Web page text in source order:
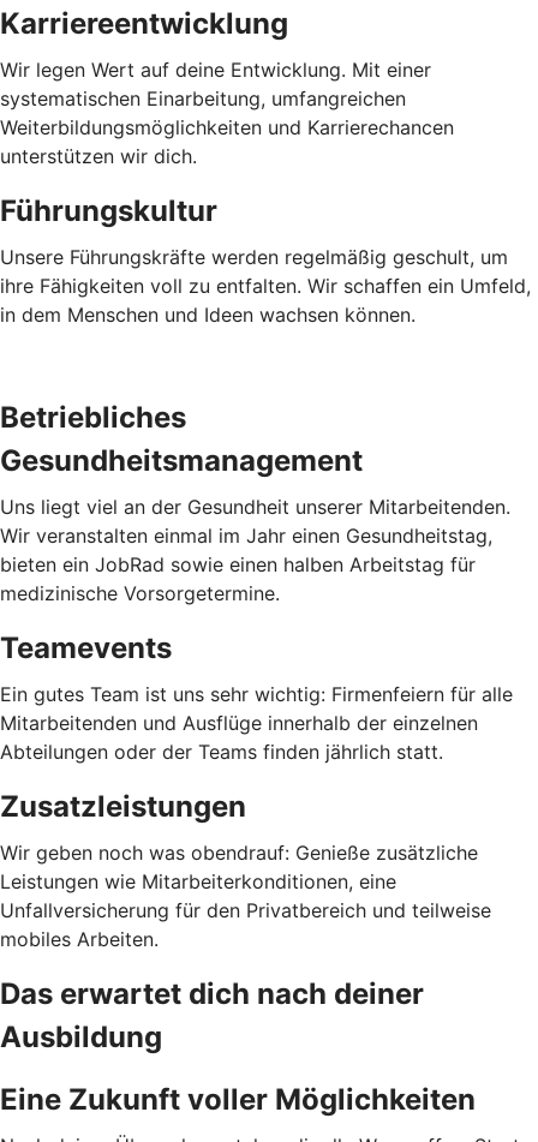
Karriereentwicklung
Wir legen Wert auf deine Entwicklung. Mit einer
systematischen Einarbeitung, umfangreichen
Weiterbildungsmöglichkeiten und Karrierechancen
unterstützen wir dich.
Führungskultur
Unsere Führungskräfte werden regelmäßig geschult, um
ihre Fähigkeiten voll zu entfalten. Wir schaffen ein Umfeld,
in dem Menschen und Ideen wachsen können.
Betriebliches
Gesundheitsmanagement
Uns liegt viel an der Gesundheit unserer Mitarbeitenden.
Wir veranstalten einmal im Jahr einen Gesundheitstag,
bieten ein JobRad sowie einen halben Arbeitstag für
medizinische Vorsorgetermine.
Teamevents
Ein gutes Team ist uns sehr wichtig: Firmenfeiern für alle
Mitarbeitenden und Ausflüge innerhalb der einzelnen
Abteilungen oder der Teams finden jährlich statt.
Zusatzleistungen
Wir geben noch was obendrauf: Genieße zusätzliche
Leistungen wie Mitarbeiterkonditionen, eine
Unfallversicherung für den Privatbereich und teilweise
mobiles Arbeiten.
Das erwartet dich nach deiner
Ausbildung
Eine Zukunft voller Möglichkeiten